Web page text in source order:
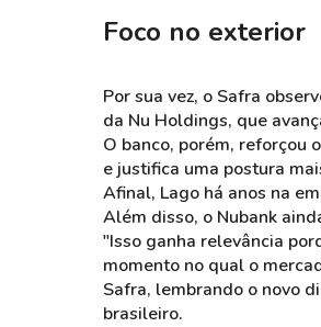
Foco no exterior
Por sua vez, o Safra
da Nu Holdings, que
O banco, porém, reforçou
e justifica uma postura
Afinal, Lago há anos na
Além disso, o Nubank
"Isso ganha relevância
momento no qual o
Safra, lembrando o novo
brasileiro.